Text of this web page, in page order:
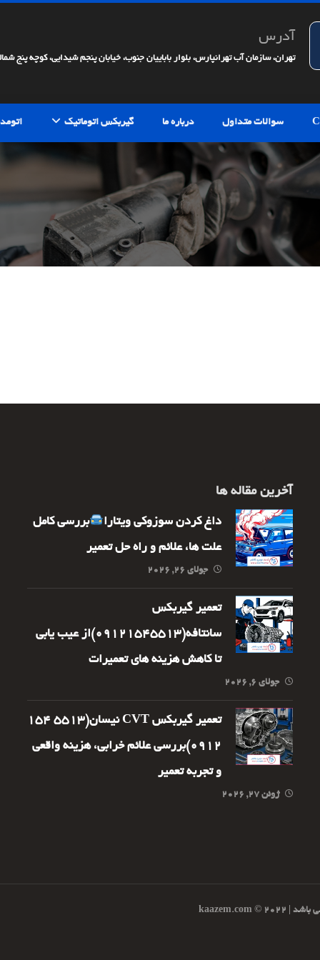
آدرس
تهران، سازمان آب تهرانپارس، بلوار باباییان جنوب، خیابان پنجم شیدایی، کوچه پنج
سوالات متداول درباره ما گیربکس اتوماتیک
آخرین مقاله ها
داغ کردن سوزوکی ویتارا
بررسی کامل
علت ها، علائم و راه حل تعمیر
جولای ۲۶, ۲۰۲۶
تعمیر گیربکس
سانتافه(09121545513)از عیب یابی
تا کاهش هزینه های تعمیرات
جولای ۶, ۲۰۲۶
تعمیر گیربکس CVT نیسان(5513 154
0912)بررسی علائم خرابی، هزینه واقعی
و تجربه تعمیر
ژوئن ۲۷, ۲۰۲۶